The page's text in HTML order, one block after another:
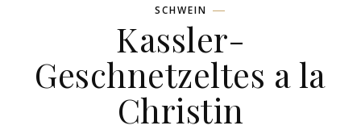
SCHWEIN
Kassler-
Geschnetzeltes a la
Christin